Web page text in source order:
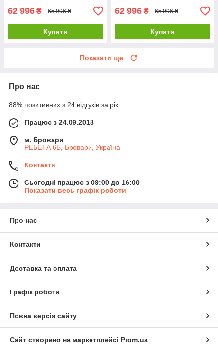
62 996 ₴ 65 996 ₴
Купити
62 996 ₴ 65 996 ₴
Купити
Показати ще
Про нас
88% позитивних з 24 відгуків за рік
Працює з 24.09.2018
м. Бровари
РЕБЕТА 6Б, Бровари, Україна
Контакти
Сьогодні працює з 09:00 до 16:00
Показати весь графік роботи
Про нас
Контакти
Доставка та оплата
Графік роботи
Повна версія сайту
Сайт створено на маркетплейсі Prom.ua